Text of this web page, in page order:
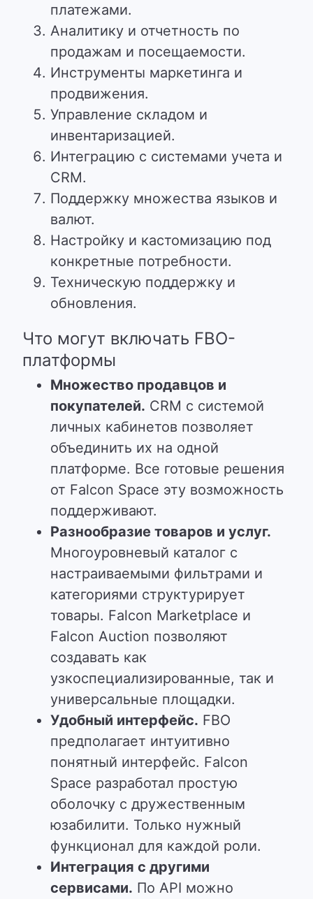
платежами.
Аналитику и отчетность по
продажам и посещаемости.
Инструменты маркетинга и
продвижения.
Управление складом и
инвентаризацией.
Интеграцию с системами учета и
CRM.
Поддержку множества языков и
валют.
Настройку и кастомизацию под
конкретные потребности.
Техническую поддержку и
обновления.
Что могут включать FBO-
платформы
Множество продавцов и
покупателей. CRM с системой
личных кабинетов позволяет
объединить их на одной
платформе. Все готовые решения
от Falcon Space эту возможность
поддерживают.
Разнообразие товаров и услуг.
Многоуровневый каталог с
настраиваемыми фильтрами и
категориями структурирует
товары. Falcon Marketplace и
Falcon Auction позволяют
создавать как
узкоспециализированные, так и
универсальные площадки.
Удобный интерфейс. FBO
предполагает интуитивно
понятный интерфейс. Falcon
Space разработал простую
оболочку с дружественным
юзабилити. Только нужный
функционал для каждой роли.
Интеграция с другими
сервисами. По API можно